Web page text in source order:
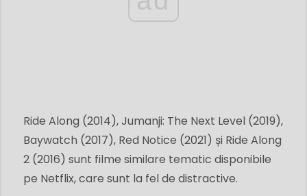
Ride Along (2014), Jumanji: The Next Level (2019),
Baywatch (2017), Red Notice (2021) și Ride Along
2 (2016) sunt filme similare tematic disponibile
pe Netflix, care sunt la fel de distractive.